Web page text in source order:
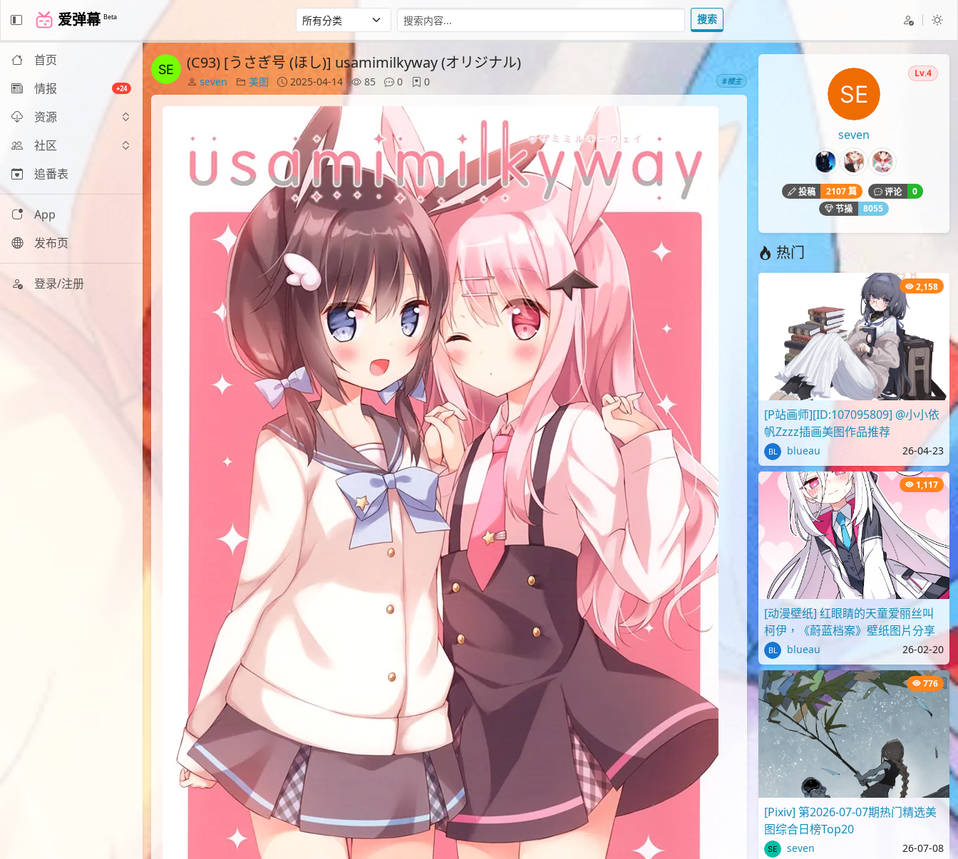
爱弹幕 Beta 搜索
首页
情报
+24
资源
社区
追番表
App
发布页
登录/注册
(C93) [うさぎ号 (ほし)] usamimilkyway (オリジナル)
seven 美图 2025-04-14 85 0 0 #楼主
seven
Lv.4
投稿 2107 篇 评论
0
节操
8055
热门
2,158
[P站画师][ID:107095809] @小小依
帆Zzzz插画美图作品推荐
blueau 26-04-23
1,117
[动漫壁纸] 红眼睛的天童爱丽丝叫
柯伊，《蔚蓝档案》壁纸图片分享
blueau 26-02-20
776
[Pixiv] 第2026-07-07期热门精选美
图综合日榜Top20
seven 26-07-08